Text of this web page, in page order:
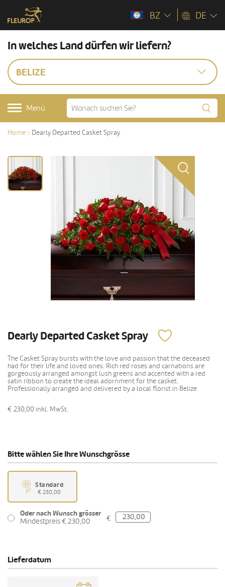
BZ DE
In welches Land dürfen wir liefern?
BELIZE
Menü
Home Dearly Departed Casket Spray
Dearly Departed Casket Spray
The Casket Spray bursts with the love and passion that the deceased
had for their life and loved ones. Rich red roses and carnations are
gorgeously arranged amongst lush greens and accented with a red
satin ribbon to create the ideal adornment for the casket.
Professionally arranged and delivered by a local florist in Belize
€ 230,00 inkl. MwSt.
Bitte wählen Sie Ihre Wunschgrösse
Standard
€ 230,00
Oder nach Wunsch grösser
Mindestpreis € 230,00
€
Lieferdatum